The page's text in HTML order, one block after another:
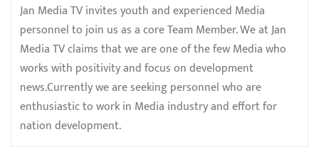
Jan Media TV invites youth and experienced Media
personnel to join us as a core Team Member. We at Jan
Media TV claims that we are one of the few Media who
works with positivity and focus on development
news.Currently we are seeking personnel who are
enthusiastic to work in Media industry and effort for
nation development.